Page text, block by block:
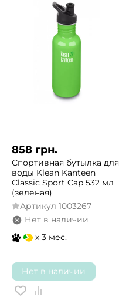
858 грн.
Спортивная бутылка для
воды Klean Kanteen
Classic Sport Cap 532 мл
(зеленая)
Артикул 1003267
Нет в наличии
x 3 мес.
Нет в наличии